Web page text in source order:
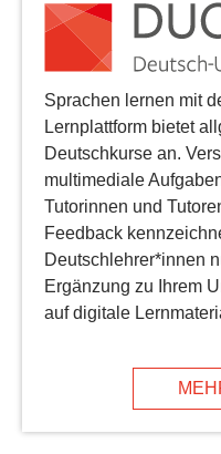
Sprachen lernen mit
Lernplattform bietet
Deutschkurse an.
multimediale
Tutorinnen und
Feedback
Deutschlehrer*innen
Ergänzung zu Ihrem
auf digitale